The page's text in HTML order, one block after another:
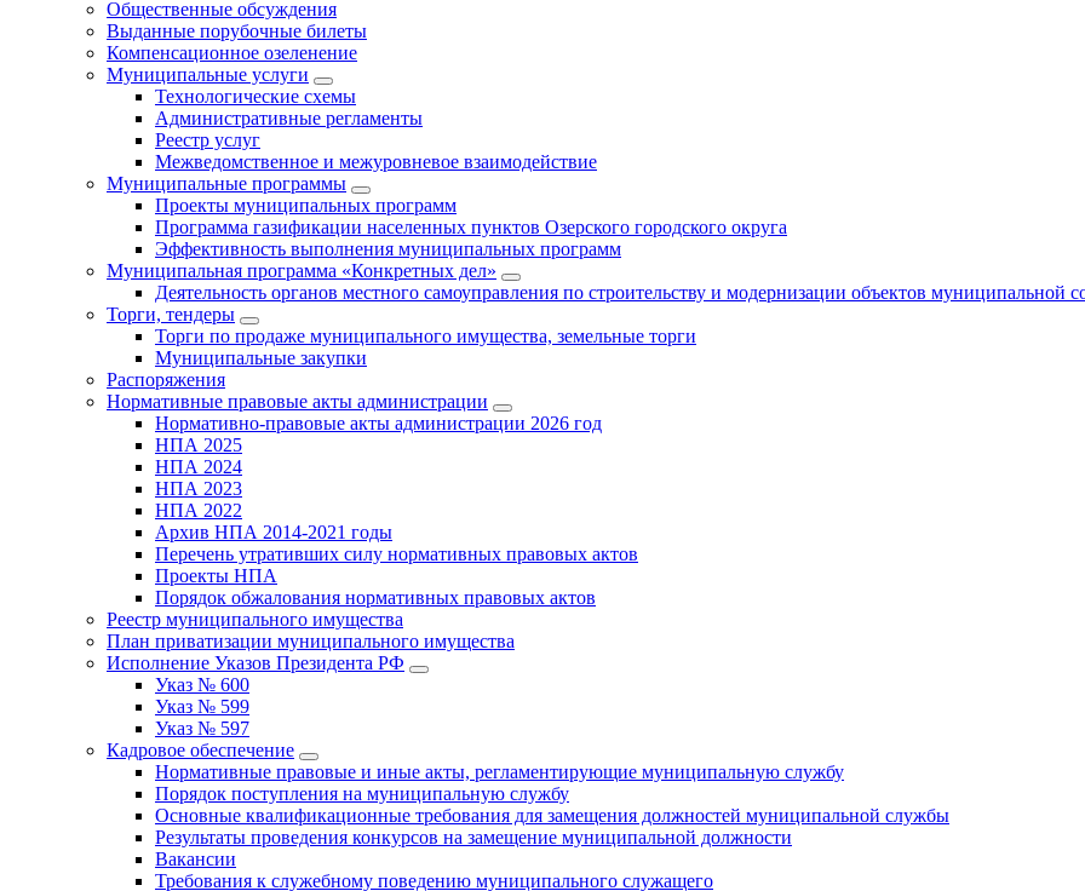
Общественные обсуждения
Выданные порубочные билеты
Компенсационное озеленение
Муниципальные услуги
Технологические схемы
Административные регламенты
Реестр услуг
Межведомственное и межуровневое взаимодействие
Муниципальные программы
Проекты муниципальных программ
Программа газификации населенных пунктов Озерского городского округа
Эффективность выполнения муниципальных программ
Муниципальная программа «Конкретных дел»
Деятельность органов местного самоуправления по строительству и модернизации объектов муниципальной
Торги, тендеры
Торги по продаже муниципального имущества, земельные торги
Муниципальные закупки
Распоряжения
Нормативные правовые акты администрации
Нормативно-правовые акты администрации 2026 год
НПА 2025
НПА 2024
НПА 2023
НПА 2022
Архив НПА 2014-2021 годы
Перечень утративших силу нормативных правовых актов
Проекты НПА
Порядок обжалования нормативных правовых актов
Реестр муниципального имущества
План приватизации муниципального имущества
Исполнение Указов Президента РФ
Указ № 600
Указ № 599
Указ № 597
Кадровое обеспечение
Нормативные правовые и иные акты, регламентирующие муниципальную службу
Порядок поступления на муниципальную службу
Основные квалификационные требования для замещения должностей муниципальной службы
Результаты проведения конкурсов на замещение муниципальной должности
Вакансии
Требования к служебному поведению муниципального служащего